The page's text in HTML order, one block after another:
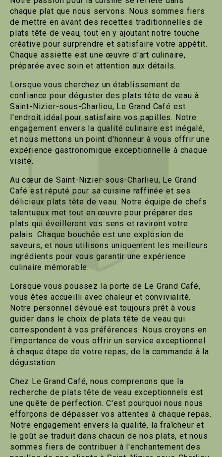
chaque plat que nous servons. Nous sommes fiers
de mettre en avant des recettes traditionnelles de
plats tête de veau, tout en y ajoutant notre touche
créative pour surprendre et satisfaire votre appétit.
Chaque assiette est une œuvre d'art culinaire,
préparée avec soin et attention aux détails.
Lorsque vous cherchez un établissement de
confiance pour déguster des plats tête de veau à
Saint-Nizier-sous-Charlieu, Le Grand Café est
l'endroit idéal pour satisfaire vos papilles. Notre
engagement envers la qualité culinaire est inégalé,
et nous mettons un point d'honneur à vous offrir une
expérience gastronomique exceptionnelle à chaque
visite.
Au cœur de Saint-Nizier-sous-Charlieu, Le Grand
Café est réputé pour sa cuisine raffinée et ses
délicieux plats tête de veau. Notre équipe de chefs
talentueux met tout en œuvre pour préparer des
plats qui éveilleront vos sens et raviront votre
palais. Chaque bouchée est une explosion de
saveurs, et nous utilisons uniquement les meilleurs
ingrédients pour vous garantir une expérience
culinaire mémorable.
Lorsque vous poussez la porte de Le Grand Café,
vous êtes accueilli avec chaleur et convivialité.
Notre personnel dévoué est toujours prêt à vous
guider dans le choix de plats tête de veau qui
correspondent à vos préférences. Nous croyons en
l'importance de vous offrir un service exceptionnel
à chaque étape de votre repas, de la commande à la
dégustation.
Chez Le Grand Café, nous comprenons que la
recherche de plats tête de veau exceptionnels est
une quête de perfection. C'est pourquoi nous nous
efforçons de dépasser vos attentes à chaque repas.
Notre engagement envers la qualité, la fraîcheur et
le goût se traduit dans chacun de nos plats, et nous
sommes fiers de contribuer à l'enchantement des